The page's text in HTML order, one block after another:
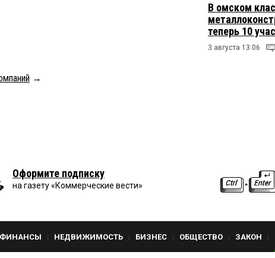
В омском
теперь 10
3 августа 13:06
→
Оформите подписку
на газету «Коммерческие вести»
ФИНАНСЫ НЕДВИЖИМОСТЬ БИЗНЕС ОБЩЕСТВО ЗАКОН